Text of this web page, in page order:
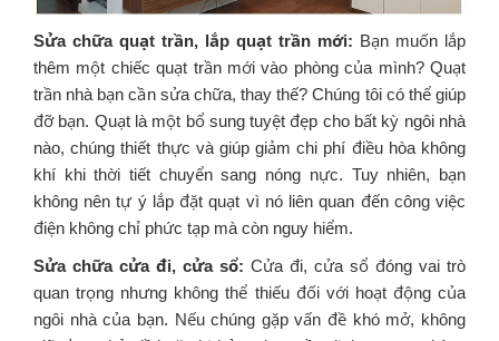
Sửa chữa quạt trần, lắp quạt trần mới: Bạn muốn lắp
thêm một chiếc quạt trần mới vào phòng của mình? Quạt
trần nhà bạn cần sửa chữa, thay thế? Chúng tôi có thể giúp
đỡ bạn. Quạt là một bổ sung tuyệt đẹp cho bất kỳ ngôi nhà
nào, chúng thiết thực và giúp giảm chi phí điều hòa không
khí khi thời tiết chuyển sang nóng nực. Tuy nhiên, bạn
không nên tự ý lắp đặt quạt vì nó liên quan đến công việc
điện không chỉ phức tạp mà còn nguy hiểm.
Sửa chữa cửa đi, cửa sổ: Cửa đi, cửa sổ đóng vai trò
quan trọng nhưng không thể thiếu đối với hoạt động của
ngôi nhà của bạn. Nếu chúng gặp vấn đề khó mở, không